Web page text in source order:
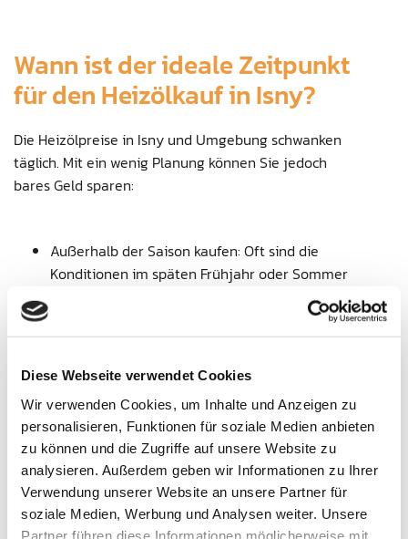
Diese Webseite verwendet Cookies
Wir verwenden Cookies, um Inhalte und Anzeigen zu
personalisieren, Funktionen für soziale Medien anbieten
zu können und die Zugriffe auf unsere Website zu
analysieren. Außerdem geben wir Informationen zu Ihrer
Verwendung unserer Website an unsere Partner für
soziale Medien, Werbung und Analysen weiter. Unsere
Partner führen diese Informationen möglicherweise mit
Wann ist der ideale Zeitpunkt
für den Heizölkauf in Isny?
Die Heizölpreise in Isny und Umgebung schwanken
täglich. Mit ein wenig Planung können Sie jedoch
bares Geld sparen:
Außerhalb der Saison kaufen: Oft sind die
Konditionen im späten Frühjahr oder Sommer
attraktiver, da die allgemeine Nachfrage
den Überblick über Rohölpreise und
idealen Bestellzeitpunkt zu finden.
Frühzeitig planen: Warten Sie nicht, bis der
Tank fast leer ist. Eine rechtzeitige Bestellung
sichert Ihnen entspannte Liefertermine und oft
bessere Preise.